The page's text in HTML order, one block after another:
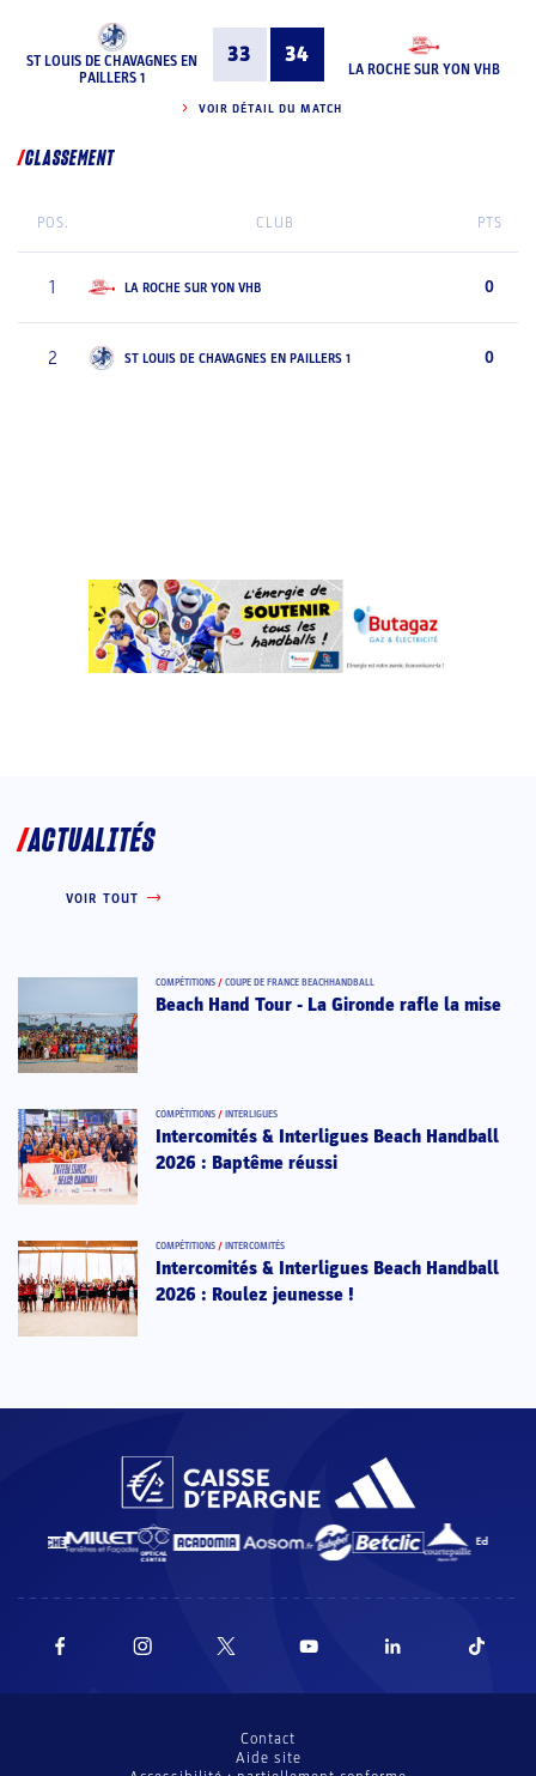
ST LOUIS DE CHAVAGNES EN
PAILLERS 1
33 34
LA ROCHE SUR YON VHB
VOIR DÉTAIL DU MATCH
CLASSEMENT
POS. CLUB PTS
1 LA ROCHE SUR YON VHB 0
2 ST LOUIS DE CHAVAGNES EN PAILLERS 1 0
ACTUALITÉS
VOIR TOUT
COMPÉTITIONS / COUPE DE FRANCE BEACHHANDBALL
Beach Hand Tour - La Gironde rafle la mise
COMPÉTITIONS / INTERLIGUES
Intercomités & Interligues Beach Handball
2026 : Baptême réussi
COMPÉTITIONS / INTERCOMITÉS
Intercomités & Interligues Beach Handball
2026 : Roulez jeunesse !
Contact
Aide site